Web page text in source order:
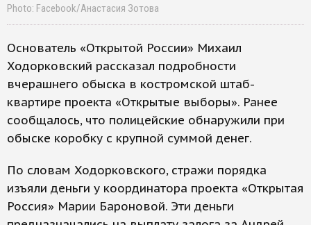
Photo: Facebook/Анастасия Зотова
Основатель «Открытой России» Михаил
Ходорковский рассказал подробности
вчерашнего обыска в костромской штаб-
квартире проекта «Открытые выборы». Ранее
сообщалось, что полицейские обнаружили при
обыске коробку с крупной суммой денег.
По словам Ходорковского, стражи порядка
изъяли деньги у координатора проекта «Открытая
Россия» Марии Бароновой. Эти деньги